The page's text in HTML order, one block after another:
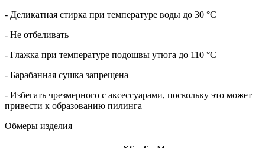
- Деликатная стирка при температуре воды до 30 °C
- Не отбеливать
- Глажка при температуре подошвы утюга до 110 °C
- Барабанная сушка запрещена
- Избегать чрезмерного c аксессуарами, поскольку это может
привести к образованию пилинга
Обмеры изделия